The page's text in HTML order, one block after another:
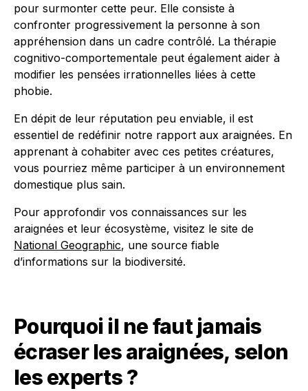
pour surmonter cette peur. Elle consiste à
confronter progressivement la personne à son
appréhension dans un cadre contrôlé. La thérapie
cognitivo-comportementale peut également aider à
modifier les pensées irrationnelles liées à cette
phobie.
En dépit de leur réputation peu enviable, il est
essentiel de redéfinir notre rapport aux araignées. En
apprenant à cohabiter avec ces petites créatures,
vous pourriez même participer à un environnement
domestique plus sain.
Pour approfondir vos connaissances sur les
araignées et leur écosystème, visitez le site de
National Geographic, une source fiable
d’informations sur la biodiversité.
Pourquoi il ne faut jamais
écraser les araignées, selon
les experts ?